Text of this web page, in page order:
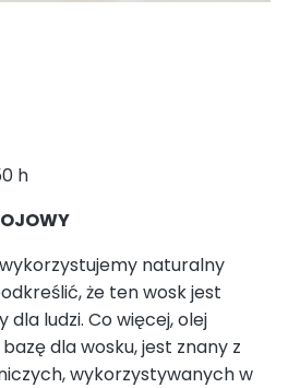
h
naturalny
że ten wosk jest
dla ludzi. Co więcej, olej
dla wosku, jest znany z
wykorzystywanych w